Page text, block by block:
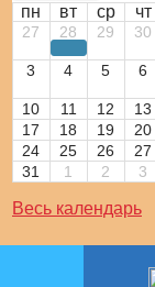
пн вт ср чт
27 28 29 30
3 4 5 6
10 11 12 13
17
18 19 20
24
25 26 27
31
1 2 3
Весь календарь